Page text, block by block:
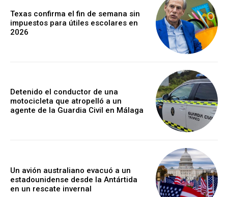
Texas confirma el fin de semana sin
impuestos para útiles escolares en
2026
Detenido el conductor de una
motocicleta que atropelló a un
agente de la Guardia Civil en Málaga
Un avión australiano evacuó a un
estadounidense desde la Antártida
en un rescate invernal